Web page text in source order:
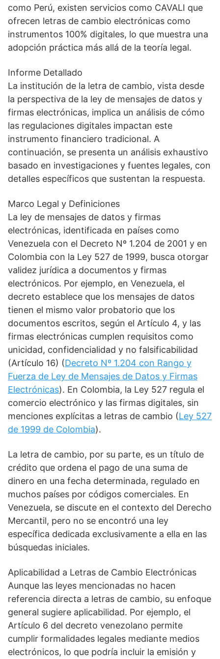
como Perú, existen servicios como CAVALI que
ofrecen letras de cambio electrónicas como
instrumentos 100% digitales, lo que muestra una
adopción práctica más allá de la teoría legal.
Informe Detallado
La institución de la letra de cambio, vista desde
la perspectiva de la ley de mensajes de datos y
firmas electrónicas, implica un análisis de cómo
las regulaciones digitales impactan este
instrumento financiero tradicional. A
continuación, se presenta un análisis exhaustivo
basado en investigaciones y fuentes legales, con
detalles específicos que sustentan la respuesta.
Marco Legal y Definiciones
La ley de mensajes de datos y firmas
electrónicas, identificada en países como
Venezuela con el Decreto Nº 1.204 de 2001 y en
Colombia con la Ley 527 de 1999, busca otorgar
validez jurídica a documentos y firmas
electrónicos. Por ejemplo, en Venezuela, el
decreto establece que los mensajes de datos
tienen el mismo valor probatorio que los
documentos escritos, según el Artículo 4, y las
firmas electrónicas cumplen requisitos como
unicidad, confidencialidad y no falsificabilidad
(Artículo 16) (Decreto Nº 1.204 con Rango y
Fuerza de Ley de Mensajes de Datos y Firmas
Electrónicas). En Colombia, la Ley 527 regula el
comercio electrónico y las firmas digitales, sin
menciones explícitas a letras de cambio (Ley 527
de 1999 de Colombia).
La letra de cambio, por su parte, es un título de
crédito que ordena el pago de una suma de
dinero en una fecha determinada, regulado en
muchos países por códigos comerciales. En
Venezuela, se discute en el contexto del Derecho
Mercantil, pero no se encontró una ley
específica dedicada exclusivamente a ella en las
búsquedas iniciales.
Aplicabilidad a Letras de Cambio Electrónicas
Aunque las leyes mencionadas no hacen
referencia directa a letras de cambio, su enfoque
general sugiere aplicabilidad. Por ejemplo, el
Artículo 6 del decreto venezolano permite
cumplir formalidades legales mediante medios
electrónicos, lo que podría incluir la emisión y